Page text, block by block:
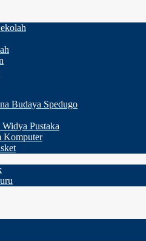
Budaya Spedugo
Widya Pustaka
Komputer